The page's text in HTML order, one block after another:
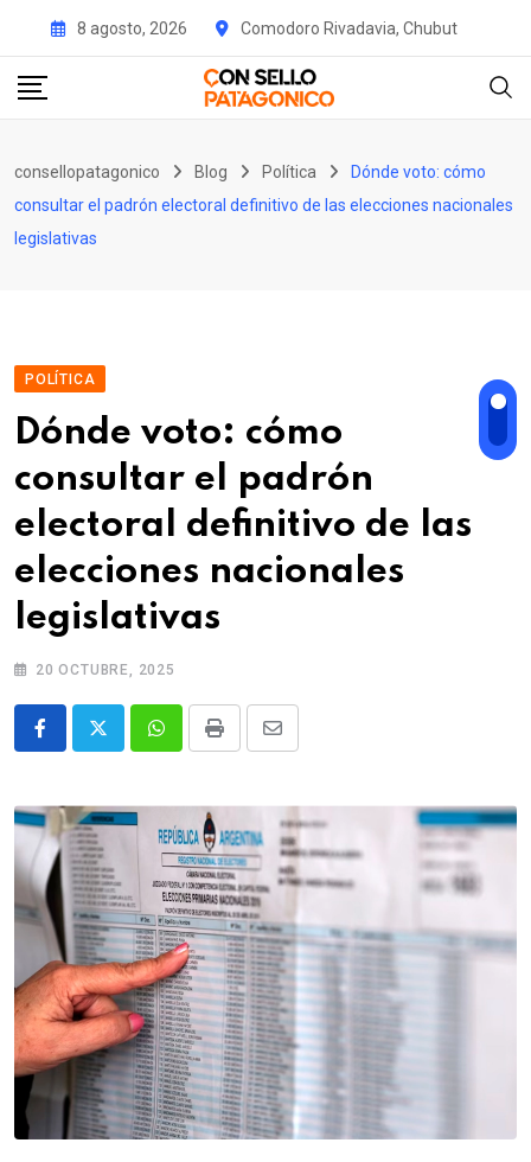
content
8 agosto, 2026 Comodoro Rivadavia, Chubut
consellopatagonico Blog Política
Dónde voto: cómo
consultar el padrón electoral definitivo de las elecciones nacionales
legislativas
POLÍTICA
Dónde voto: cómo
consultar el padrón
electoral definitivo de las
elecciones nacionales
legislativas
20 OCTUBRE, 2025
WhatsappPrint
Share
Email